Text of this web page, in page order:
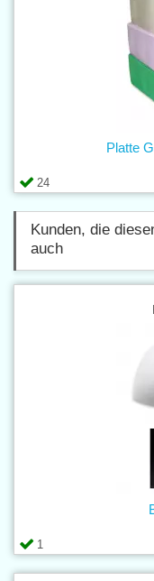
24
Platte
Kunden, die
auch
1